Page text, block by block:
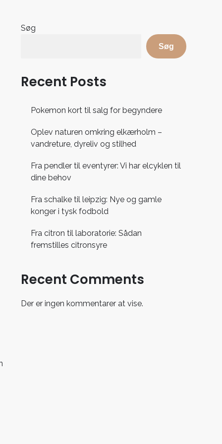
Søg
Søg
Recent Posts
Pokemon kort til salg for begyndere
Oplev naturen omkring elkærholm –
vandreture, dyreliv og stilhed
Fra pendler til eventyrer: Vi har elcyklen til
dine behov
Fra schalke til leipzig: Nye og gamle
konger i tysk fodbold
Fra citron til laboratorie: Sådan
fremstilles citronsyre
Recent Comments
Der er ingen kommentarer at vise.